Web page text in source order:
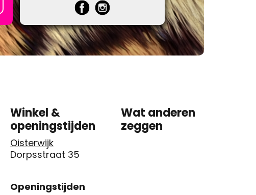
Winkel &
openingstijden
Oisterwijk
Dorpsstraat 35
Openingstijden
Wat anderen
zeggen